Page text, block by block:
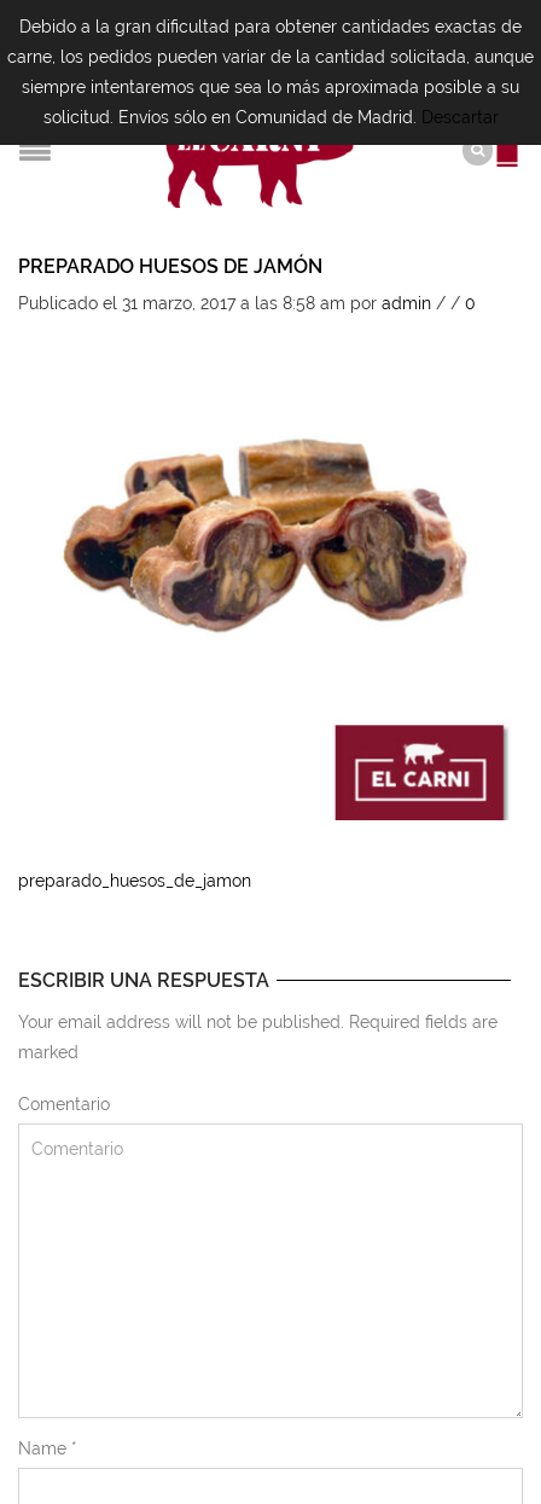
PREPARADO HUESOS DE JAMÓN
Publicado el 31 marzo, 2017 a las 8:58 am por admin / / 0
preparado_huesos_de_jamon
ESCRIBIR UNA RESPUESTA
Your email address will not be published. Required fields are
marked
Comentario
Name *
Debido a la gran dificultad para obtener cantidades exactas de
carne, los pedidos pueden variar de la cantidad solicitada, aunque
siempre intentaremos que sea lo más aproximada posible a su
solicitud. Envíos sólo en Comunidad de Madrid.
Descartar